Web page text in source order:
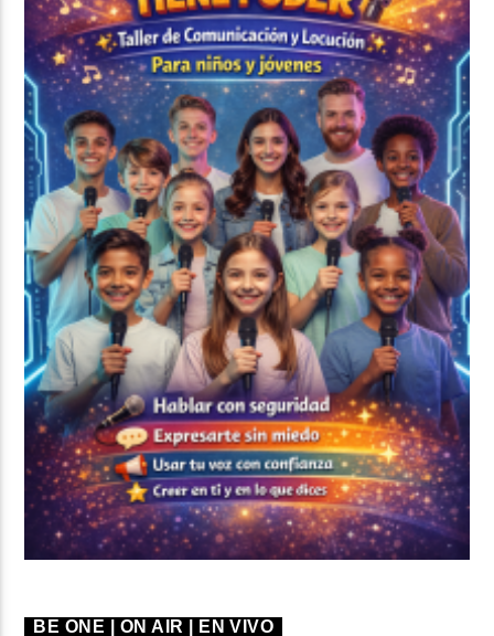
BE ONE | ON AIR | EN VIVO